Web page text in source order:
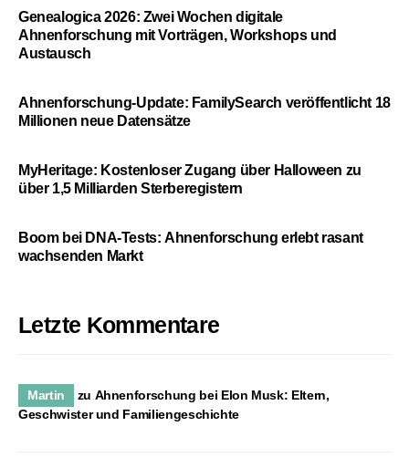
Genealogica 2026: Zwei Wochen digitale
Ahnenforschung mit Vorträgen, Workshops und
Austausch
Ahnenforschung-Update: FamilySearch veröffentlicht 18
Millionen neue Datensätze
MyHeritage: Kostenloser Zugang über Halloween zu
über 1,5 Milliarden Sterberegistern
Boom bei DNA-Tests: Ahnenforschung erlebt rasant
wachsenden Markt
Letzte Kommentare
Martin zu Ahnenforschung bei Elon Musk: Eltern,
Geschwister und Familiengeschichte